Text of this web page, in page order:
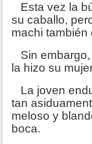
Esta vez la
su caballo,
machi
Sin
la hizo su
La joven
tan
meloso y
boca.